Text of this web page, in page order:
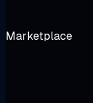
Marketplace